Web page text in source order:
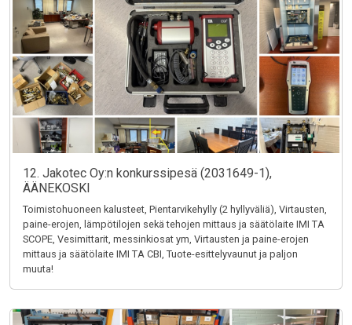
12. Jakotec Oy:n konkurssipesä (2031649-1),
ÄÄNEKOSKI
Toimistohuoneen kalusteet, Pientarvikehylly (2 hyllyväliä), Virtausten,
paine-erojen, lämpötilojen sekä tehojen mittaus ja säätölaite IMI TA
SCOPE, Vesimittarit, messinkiosat ym, Virtausten ja paine-erojen
mittaus ja säätölaite IMI TA CBI, Tuote-esittelyvaunut ja paljon
muuta!